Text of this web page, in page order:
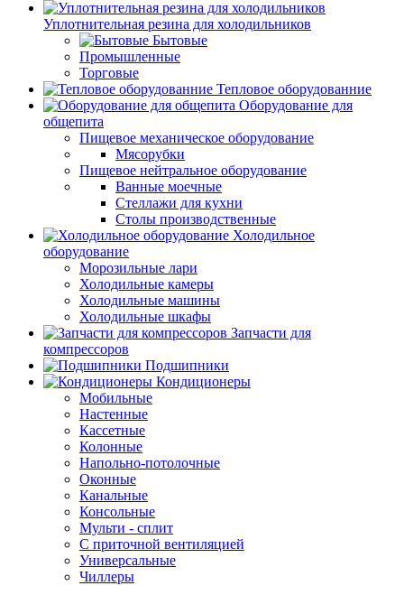
Уплотнительная резина для холодильников
Бытовые
Промышленные
Торговые
Тепловое оборудованние
Оборудование для
общепита
Пищевое механическое оборудование
Мясорубки
Пищевое нейтральное оборудование
Ванные моечные
Стеллажи для кухни
Столы производственные
Холодильное
оборудование
Морозильные лари
Холодильные камеры
Холодильные машины
Холодильные шкафы
Запчасти для
компрессоров
Подшипники
Кондиционеры
Мобильные
Настенные
Кассетные
Колонные
Напольно-потолочные
Оконные
Канальные
Консольные
Мульти - сплит
С приточной вентиляцией
Универсальные
Чиллеры